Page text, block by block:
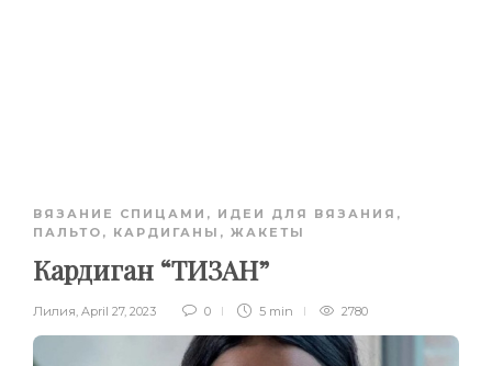
ВЯЗАНИЕ СПИЦАМИ , ИДЕИ ДЛЯ ВЯЗАНИЯ ,
ПАЛЬТО, КАРДИГАНЫ, ЖАКЕТЫ
Кардиган “ТИЗАН”
Лилия, April 27, 2023 0 5 min 2780